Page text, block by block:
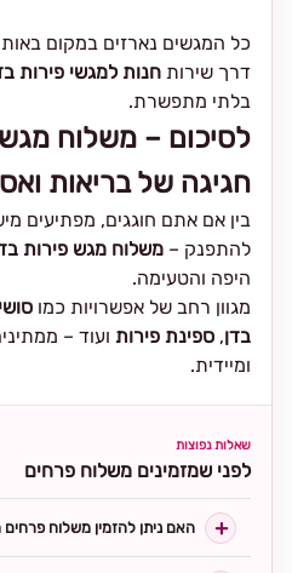
כל המגשים נארזים במקום
דרך שירות חנות למגשי פירות
בלתי מתפשרת.
לסיכום – משלוח
חגיגה של בריאות
בין אם אתם חוגגים, מפתיעים
להתפנק – משלוח מגש פירות
היפה והטעימה.
מגוון רחב של אפשרויות כמו
בדן, ספינת פירות ועוד –
ומיידית.
שאלות נפוצות
לפני שמזמינים משלוח פרחים
האם ניתן להזמין משלוח פרחים